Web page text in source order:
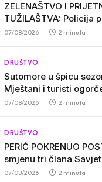
ZELENAŠTVO I
TUŽILAŠTVA: Policija
osumnjičenih u Ulcinju
07/08/2026 2 minuta
DRUŠTVO
Sutomore u špicu
Mještani i turisti
prazne zbog
07/08/2026 2 minuta
DRUŠTVO
PERIĆ POKRENUO
smjenu tri člana
„Radosav Ljumović“
07/08/2026 2 minuta